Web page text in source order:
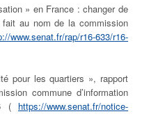
» en France : changer de
fait au nom de la commission
www.senat.fr/rap/r16-633/r16-
pour les quartiers », rapport
commune d’information
( https://www.senat.fr/notice-